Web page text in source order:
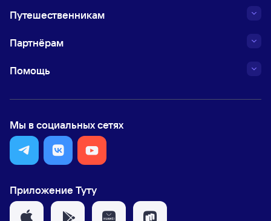
Путешественникам
Партнёрам
Помощь
Мы в социальных сетях
Приложение Туту